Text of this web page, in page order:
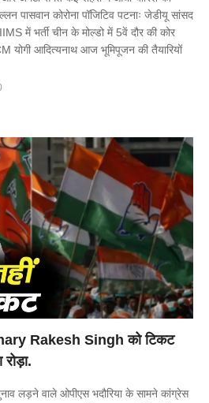
पासवान कोरोना पॉजिटिव पटनाः जेडीयू सांसद
में भर्ती चीन के मोल्डो में 5वें दौर की कोर
योगी आदित्यनाथ आज भूमिपूजन की तैयारियों
Rakesh Singh को टिकट
लड़ने वाले ओपीएस भदौरिया के सामने कांग्रेस